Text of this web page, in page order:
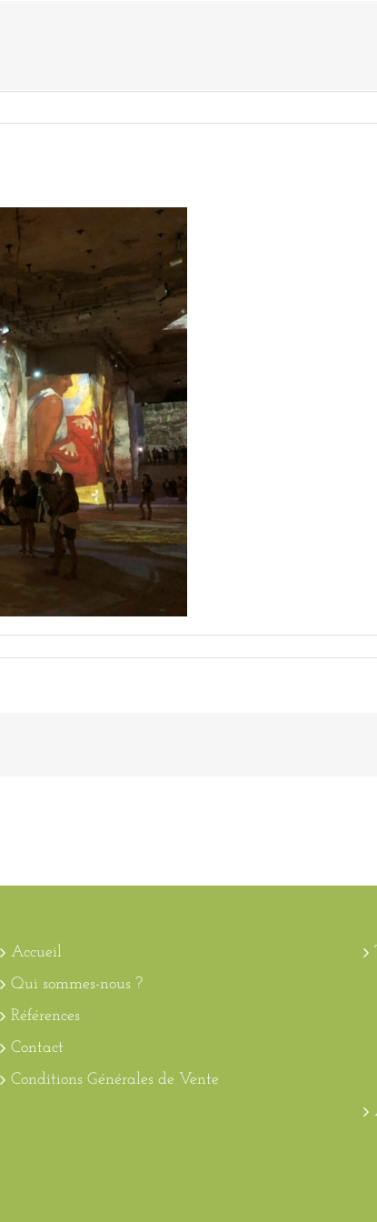
Accueil
Qui sommes-nous ?
Références
Contact
Conditions Générales de Vente